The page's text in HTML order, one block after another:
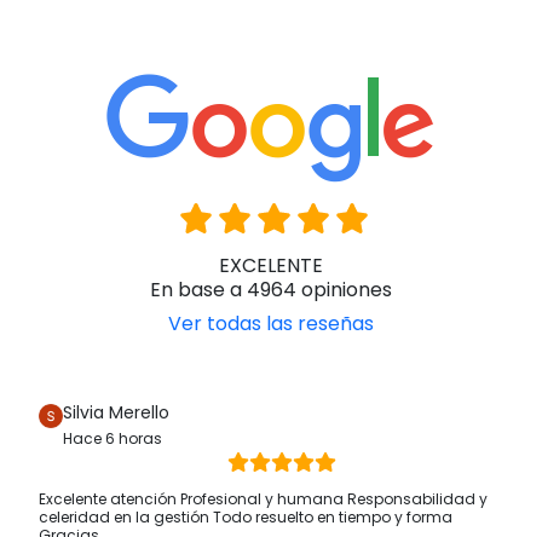
EXCELENTE
En base a 4964 opiniones
Ver todas las reseñas
Silvia Merello
Hace 6 horas
Excelente atención Profesional y humana Responsabilidad y
celeridad en la gestión Todo resuelto en tiempo y forma